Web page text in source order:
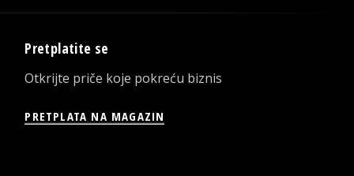
Pretplatite se
Otkrijte priče koje pokreću biznis
PRETPLATA NA MAGAZIN